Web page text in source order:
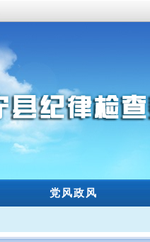
党风政风